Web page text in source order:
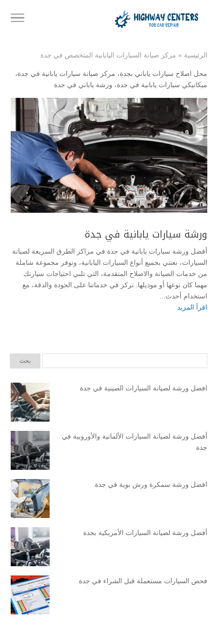
الرئيسية » مركز صيانة السيارات اليابانية المتخصص في جدة
محل اصلاح سيارات ياباني بجدة، مركز صيانة سيارات يابانية في جدة،
ميكانيكي سيارات يابانية في جدة، ورشة ياباني في جدة
ورشة سيارات يابانية في جدة
أفضل ورشة سيارات يابانية في جدة في مراكز الطرق السريعة لصيانة
السيارات، نعتني بجميع أنواع السيارات اليابانية، ونوفر مجموعة شاملة
من خدمات الصيانة والاصلاح المتقدمة، التي تلبي احتياجات سيارتك
مهما كان نوعها أو موديلها. نركز في خدماتنا على الجودة والدقة، مع
استخدام أحدث...
اقرأ المزيد
افضل ورشة لصيانة السيارات الصينية في جدة
أفضل ورشة لصيانة السيارات الألمانية والأوروبية في
جدة
افضل ورشة سمكرة ورش بوية في جدة
أفضل ورشة لصيانة السيارات الأمريكية بجدة
فحص السيارات مستعملة قبل الشراء في جدة